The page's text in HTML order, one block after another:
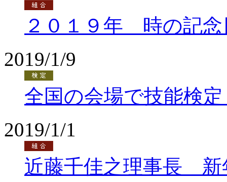
２０１９年 時の記
2019/1/9
全国の会場で技能検
2019/1/1
近藤千佳之理事長 新